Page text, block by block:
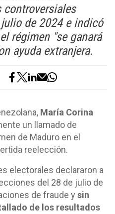
controversiales
de 2024 e indicó
régimen "se ganará
ayuda extranjera.
María Corina
un llamado de
de Maduro en el
reelección.
electorales declararon a
del 28 de julio de
de fraude y sin
de los resultados